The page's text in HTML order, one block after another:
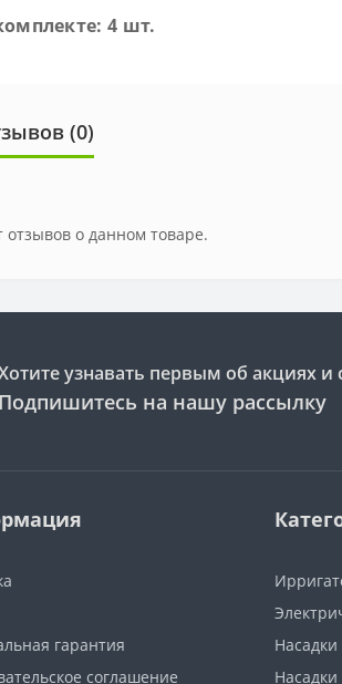
4 шт.
(0)
отзывов о данном товаре.
узнавать первым об акциях и
Подпишитесь на нашу рассылку
гарантия
соглашение